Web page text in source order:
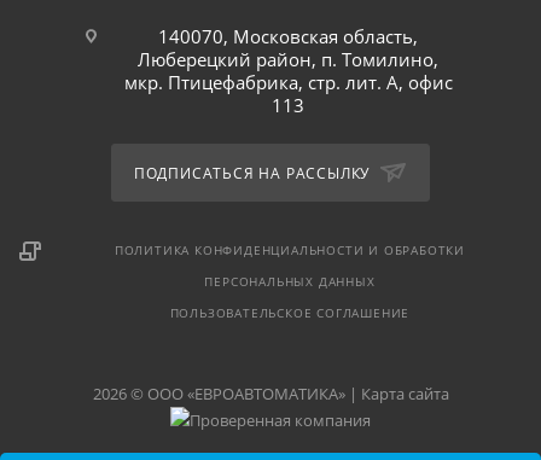
140070, Московская область,
Люберецкий район, п. Томилино,
мкр. Птицефабрика, стр. лит. А, офис
113
ПОДПИСАТЬСЯ НА РАССЫЛКУ
ПОЛИТИКА КОНФИДЕНЦИАЛЬНОСТИ И ОБРАБОТКИ
ПЕРСОНАЛЬНЫХ ДАННЫХ
ПОЛЬЗОВАТЕЛЬСКОЕ СОГЛАШЕНИЕ
2026 © ООО «ЕВРОАВТОМАТИКА» | Карта сайта